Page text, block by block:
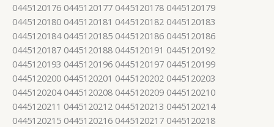
0445120176 0445120177 0445120178 0445120179
0445120180 0445120181 0445120182 0445120183
0445120184 0445120185 0445120186 0445120186
0445120187 0445120188 0445120191 0445120192
0445120193 0445120196 0445120197 0445120199
0445120200 0445120201 0445120202 0445120203
0445120204 0445120208 0445120209 0445120210
0445120211 0445120212 0445120213 0445120214
0445120215 0445120216 0445120217 0445120218